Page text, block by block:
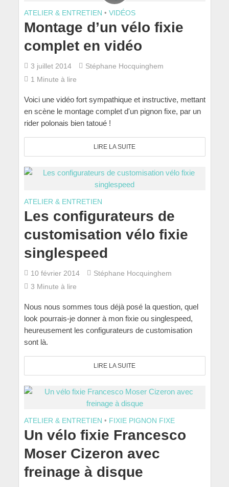
ATELIER & ENTRETIEN • VIDÉOS
Montage d’un vélo fixie
complet en vidéo
3 juillet 2014
Stéphane Hocquinghem
1 Minute à lire
Voici une vidéo fort sympathique et instructive, mettant
en scène le montage complet d'un pignon fixe, par un
rider polonais bien tatoué !
LIRE LA SUITE
ATELIER & ENTRETIEN
Les configurateurs de
customisation vélo fixie
singlespeed
10 février 2014
Stéphane Hocquinghem
3 Minute à lire
Nous nous sommes tous déjà posé la question, quel
look pourrais-je donner à mon fixie ou singlespeed,
heureusement les configurateurs de customisation
sont là.
LIRE LA SUITE
ATELIER & ENTRETIEN • FIXIE PIGNON FIXE
Un vélo fixie Francesco
Moser Cizeron avec
freinage à disque